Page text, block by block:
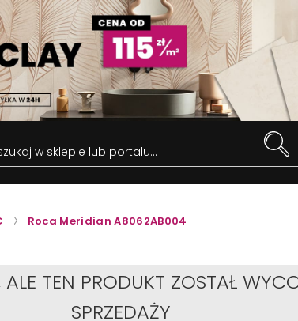
w sklepie lub portalu...
Roca Meridian A8062AB004
TEN PRODUKT ZOSTAŁ
SPRZEDAŻY